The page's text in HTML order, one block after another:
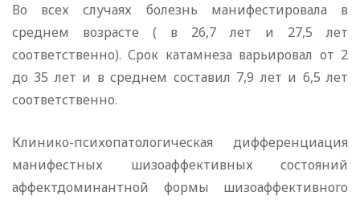
Во всех случаях болезнь манифестировала в
среднем возрасте ( в 26,7 лет и 27,5 лет
соответственно). Срок катамнеза варьировал от 2
до 35 лет и в среднем составил 7,9 лет и 6,5 лет
соответственно.
Клинико-психопатологическая дифференциация
манифестных шизоаффективных состояний
аффектдоминантной формы шизоаффективного